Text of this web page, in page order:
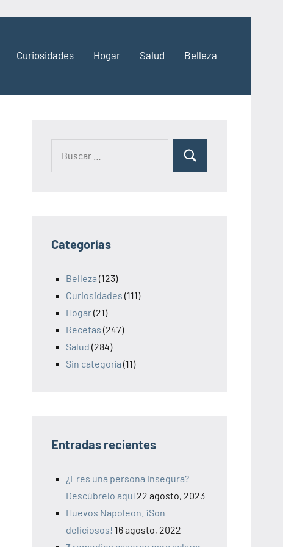
Curiosidades Hogar Salud Belleza
Categorías
Belleza (123)
Curiosidades (111)
Hogar(21)
Recetas (247)
Salud (284)
Sin categoría (11)
Entradas recientes
¿Eres una persona insegura?
Descúbrelo aquí 22 agosto, 2023
Huevos Napoleon. ¡Son
deliciosos! 16 agosto, 2022